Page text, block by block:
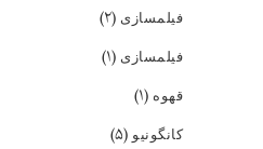
فیلمسازی (۲)
فیلمسازی (۱)
قهوه (۱)
کانگونیو(۵)